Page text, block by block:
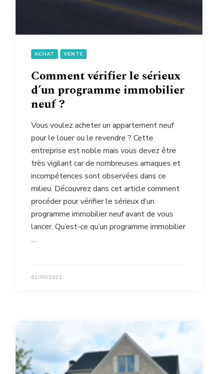
ACHAT VENTE
Comment vérifier le sérieux
d’un programme immobilier
neuf ?
Vous voulez acheter un appartement neuf
pour le louer ou le revendre ? Cette
entreprise est noble mais vous devez être
très vigilant car de nombreuses arnaques et
incompétences sont observées dans ce
milieu. Découvrez dans cet article comment
procéder pour vérifier le sérieux d’un
programme immobilier neuf avant de vous
lancer. Qu’est-ce qu’un programme immobilier
…
02/05/2021